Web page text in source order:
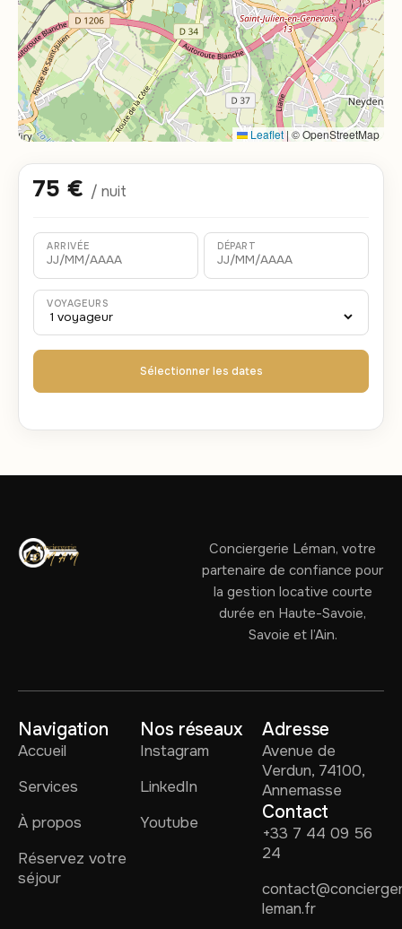
Leaflet |© OpenStreetMap
75 € / nuit
ARRIVÉE DÉPART
VOYAGEURS
Sélectionner les dates
Conciergerie Léman, votre
partenaire de confiance pour
la gestion locative courte
durée en Haute-Savoie,
Savoie et l’Ain.
Navigation
Accueil
Services
À propos
Réservez votre
séjour
Nos réseaux
Instagram
LinkedIn
Youtube
Adresse
Avenue de
Verdun, 74100,
Annemasse
Contact
+33 7 44 09 56
24
leman.fr